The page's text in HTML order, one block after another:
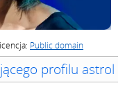
Public domain
profilu